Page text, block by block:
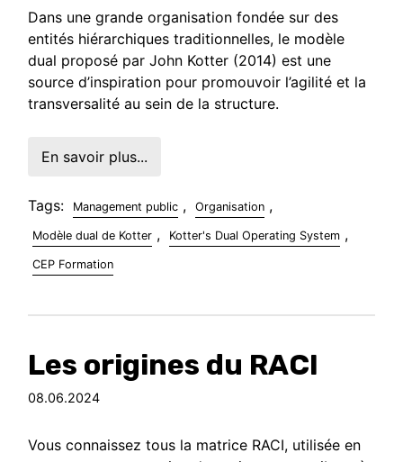
Dans une grande organisation fondée sur des
entités hiérarchiques traditionnelles, le modèle
dual proposé par John Kotter (2014) est une
source d’inspiration pour promouvoir l’agilité et la
transversalité au sein de la structure.
En savoir plus...
Tags: Management public , Organisation ,
Modèle dual de Kotter , Kotter's Dual Operating System ,
CEP Formation
Les origines du RACI
08.06.2024
Vous connaissez tous la matrice RACI, utilisée en